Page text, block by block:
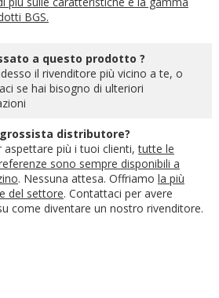
BGS.
a questo prodotto ?
il rivenditore più vicino a te, o
se hai bisogno di ulteriori
grossista distributore?
aspettare più i tuoi clienti,tutte le
sono sempre disponibili a
. Nessuna attesa. Offriamo la più
del settore. Contattaci per avere
come diventare un nostro rivenditore.